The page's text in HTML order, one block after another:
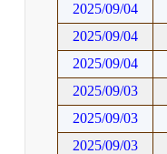
2025/09/04
2025/09/04
2025/09/04
2025/09/03
2025/09/03
2025/09/03